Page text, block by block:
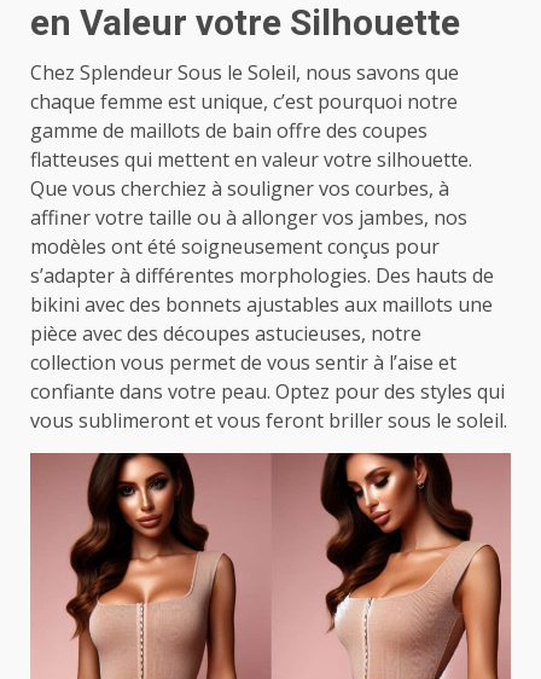
en Valeur votre Silhouette
Chez Splendeur Sous le Soleil, nous savons que
chaque femme est unique, c’est pourquoi notre
gamme de maillots de bain offre des coupes
flatteuses qui mettent en valeur votre silhouette.
Que vous cherchiez à souligner vos courbes, à
affiner votre taille ou à allonger vos jambes, nos
modèles ont été soigneusement conçus pour
s’adapter à différentes morphologies. Des hauts de
bikini avec des bonnets ajustables aux maillots une
pièce avec des découpes astucieuses, notre
collection vous permet de vous sentir à l’aise et
confiante dans votre peau. Optez pour des styles qui
vous sublimeront et vous feront briller sous le soleil.